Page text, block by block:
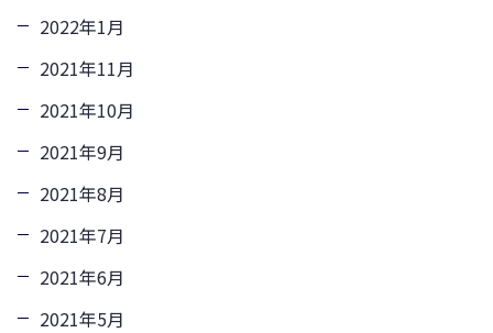
2022年1月
2021年11月
2021年10月
2021年9月
2021年8月
2021年7月
2021年6月
2021年5月